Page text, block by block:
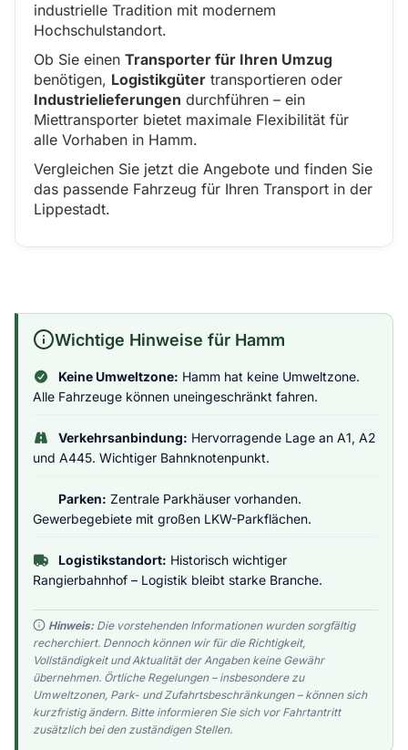
industrielle Tradition mit modernem
Hochschulstandort.
Ob Sie einen Transporter für Ihren Umzug
benötigen, Logistikgüter transportieren oder
Industrielieferungen durchführen – ein
Miettransporter bietet maximale Flexibilität für
alle Vorhaben in Hamm.
Vergleichen Sie jetzt die Angebote und finden Sie
das passende Fahrzeug für Ihren Transport in der
Lippestadt.
Wichtige Hinweise für Hamm
Keine Umweltzone: Hamm hat keine Umweltzone.
Alle Fahrzeuge können uneingeschränkt fahren.
Verkehrsanbindung: Hervorragende Lage an A1, A2
und A445. Wichtiger Bahnknotenpunkt.
Parken: Zentrale Parkhäuser vorhanden.
Gewerbegebiete mit großen LKW-Parkflächen.
Logistikstandort: Historisch wichtiger
Rangierbahnhof – Logistik bleibt starke Branche.
Hinweis:Die vorstehenden Informationen wurden sorgfältig
recherchiert. Dennoch können wir für die Richtigkeit,
Vollständigkeit und Aktualität der Angaben keine Gewähr
übernehmen. Örtliche Regelungen – insbesondere zu
Umweltzonen, Park- und Zufahrtsbeschränkungen – können sich
kurzfristig ändern. Bitte informieren Sie sich vor Fahrtantritt
zusätzlich bei den zuständigen Stellen.